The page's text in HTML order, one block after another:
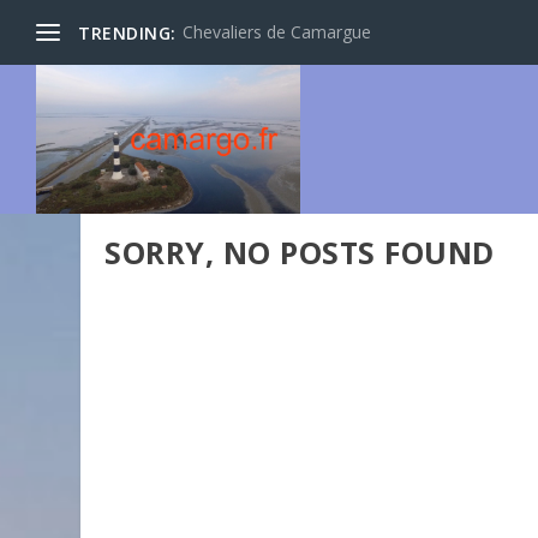
TRENDING: Chevaliers de Camargue
SORRY, NO POSTS FOUND